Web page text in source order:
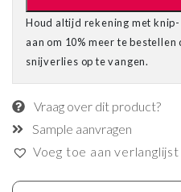
Houd altijd rekening met
aan om 10% meer te
snijverlies op te vangen.
Vraag over dit product?
Sample aanvragen
Voeg toe aan verlanglijst